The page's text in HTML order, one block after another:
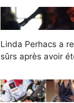
Linda Perhacs a
sûrs après avoir